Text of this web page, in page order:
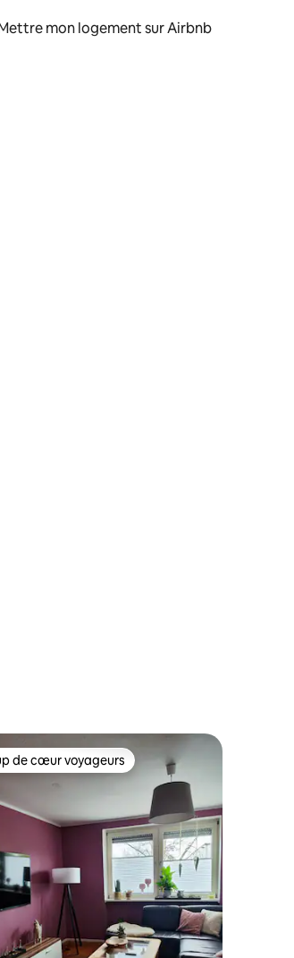
mon logement sur Airbnb
5
de cœur voyageurs
de cœur voyageurs